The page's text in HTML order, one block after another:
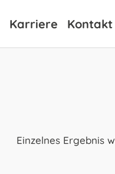
Karriere Kontakt
Einzelnes Ergebnis